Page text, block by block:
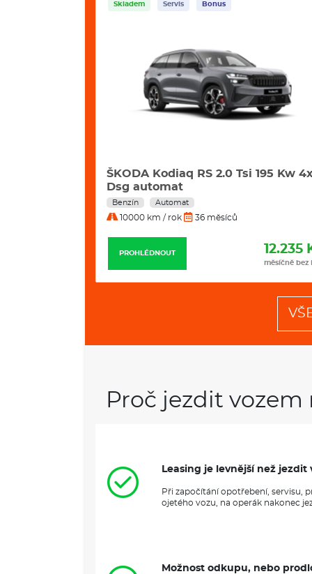
Skladem Servis Bonus
ŠKODA Kodiaq RS 2.0 Tsi 195 Kw
Dsg automat
Benzín Automat
10000 km / rok 36 měsíců
PROHLÉDNOUT 12.235
měsíčně bez
Proč jezdit
Leasing je levnější než
Při započítání opotřebení, servisu,
ojetého vozu, na operák nakonec
Možnost odkupu, nebo